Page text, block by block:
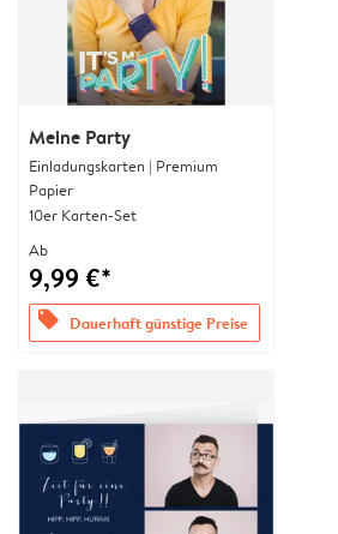
Meine Party
Einladungskarten | Premium
Papier
10er Karten-Set
Ab
9,99 €*
offers Dauerhaft günstige Preise